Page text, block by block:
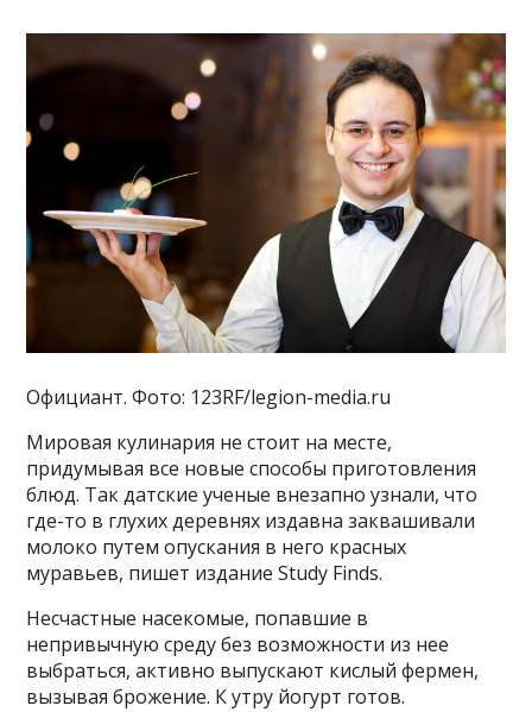
Официант. Фото: 123RF/legion-media.ru
Мировая кулинария не стоит на месте,
придумывая все новые способы приготовления
блюд. Так датские ученые внезапно узнали, что
где-то в глухих деревнях издавна заквашивали
молоко путем опускания в него красных
муравьев, пишет издание Study Finds.
Несчастные насекомые, попавшие в
непривычную среду без возможности из нее
выбраться, активно выпускают кислый фермен,
вызывая брожение. К утру йогурт готов.